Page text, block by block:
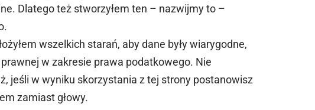
Dlatego też stworzyłem ten – nazwijmy to –
wszelkich starań, aby dane były wiarygodne,
w zakresie prawa podatkowego. Nie
jeśli w wyniku skorzystania z tej strony postanowisz
zamiast głowy.